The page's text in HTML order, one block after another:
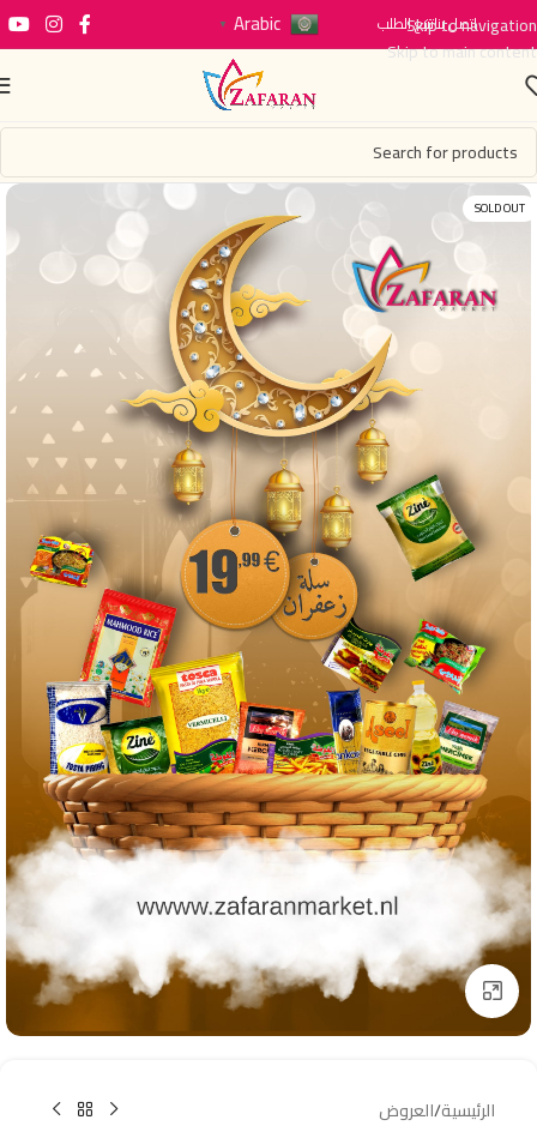
Skip to navigation
Skip to main content
اتصل بناتتبع الطلب Arabic
▼
SOLD OUT
Click to enlarge
الرئيسية/العروض